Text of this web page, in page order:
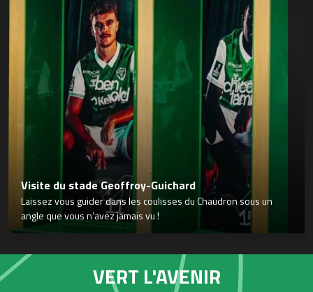
Visite du stade Geoffroy-Guichard
Laissez vous guider dans les coulisses du Chaudron sous un
angle que vous n’avez jamais vu !
VERT L'AVENIR